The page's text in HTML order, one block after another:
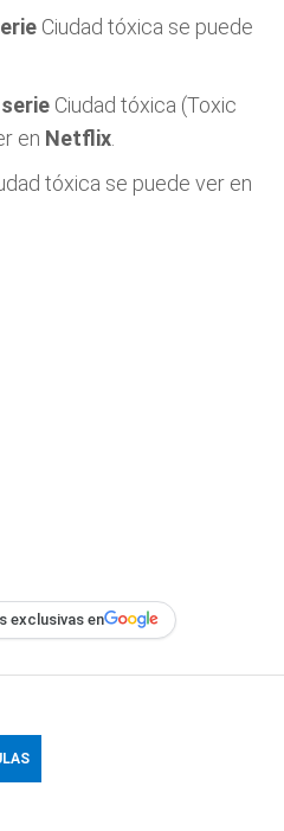
Ciudad tóxica se puede
serie Ciudad tóxica (Toxic
en Netflix
tóxica se puede ver en
exclusivas en